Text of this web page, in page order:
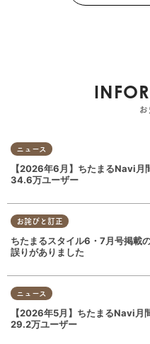
ニュース
【2026年6月】ちたまるNavi月
34.6万ユーザー
お詫びと訂正
ちたまるスタイル6・7月号掲載
誤りがありました
ニュース
【2026年5月】ちたまるNavi月
29.2万ユーザー